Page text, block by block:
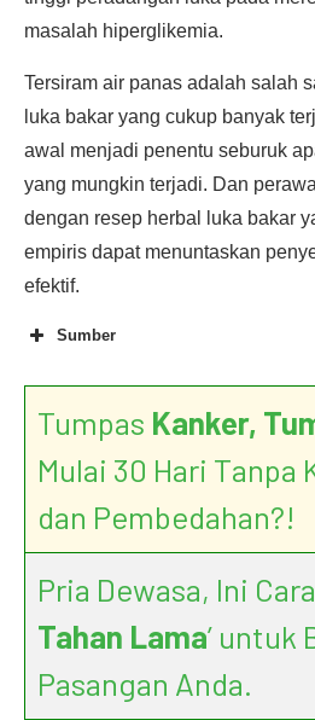
masalah hiperglikemia.
Tersiram air panas adalah salah
luka bakar yang cukup banyak
awal menjadi penentu seburuk
yang mungkin terjadi. Dan
dengan resep herbal luka bakar
empiris dapat menuntaskan
efektif.
Sumber
Tumpas Kanker,
Mulai 30 Hari Tanpa
dan Pembedahan?!
Pria Dewasa, Ini
Tahan Lama’ untuk
Pasangan Anda.